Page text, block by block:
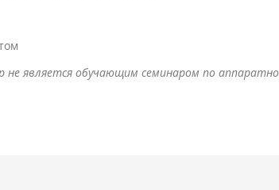
является обучающим семинаром по